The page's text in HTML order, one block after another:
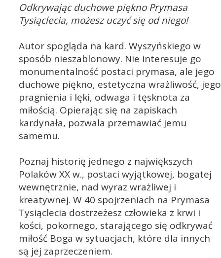
Odkrywając duchowe piękno Prymasa
Tysiąclecia, możesz uczyć się od niego!
Autor spogląda na kard. Wyszyńskiego w
sposób nieszablonowy. Nie interesuje go
monumentalność postaci prymasa, ale jego
duchowe piękno, estetyczna wrażliwość, jego
pragnienia i lęki, odwaga i tęsknota za
miłością. Opierając się na zapiskach
kardynała, pozwala przemawiać jemu
samemu.
Poznaj historię jednego z największych
Polaków XX w., postaci wyjątkowej, bogatej
wewnętrznie, nad wyraz wrażliwej i
kreatywnej. W 40 spojrzeniach na Prymasa
Tysiąclecia dostrzeżesz człowieka z krwi i
kości, pokornego, starającego się odkrywać
miłość Boga w sytuacjach, które dla innych
są jej zaprzeczeniem.